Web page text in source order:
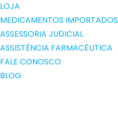
LOJA
MEDICAMENTOS IMPORTADOS
ASSESSORIA JUDICIAL
ASSISTÊNCIA FARMACÊUTICA
FALE CONOSCO
BLOG